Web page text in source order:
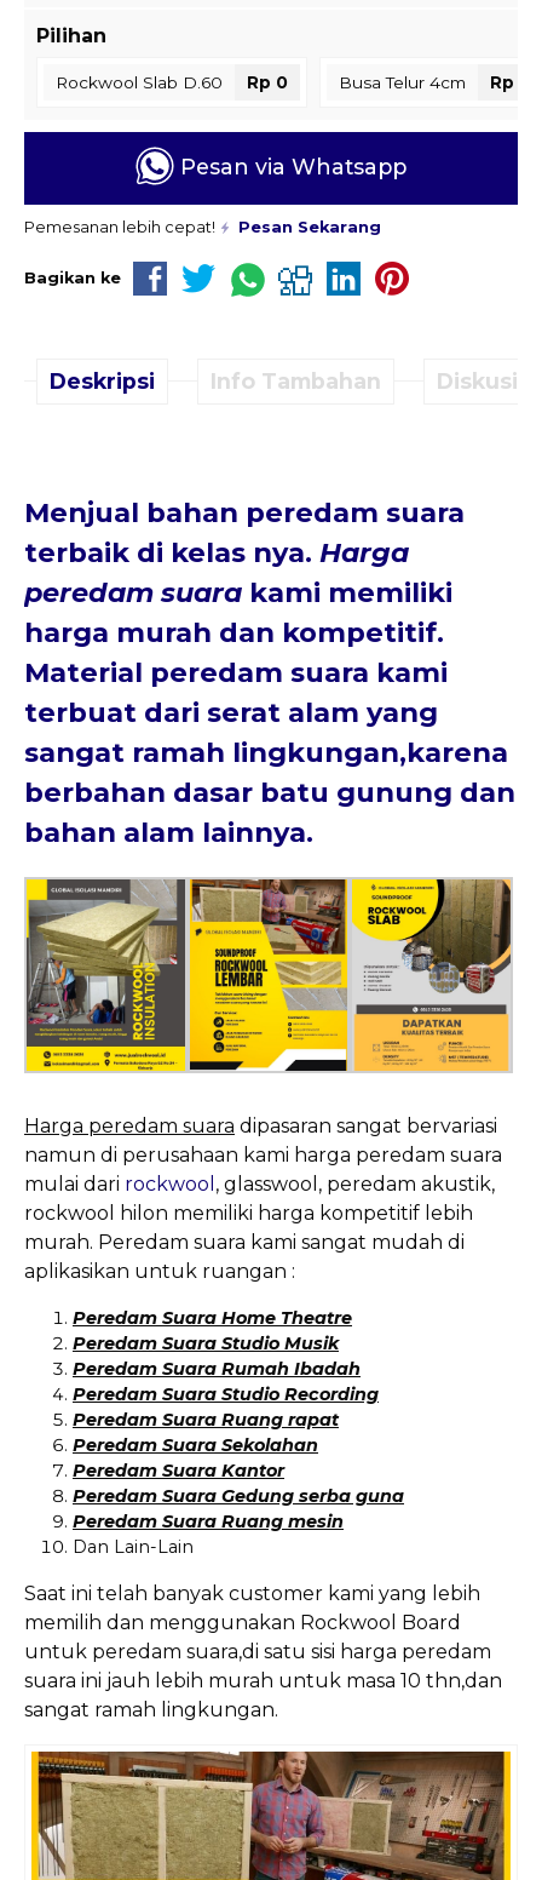
Pilihan
Rockwool Slab D.60 Rp 0 Busa Telur 4cm Rp 0
Pesan via Whatsapp
Pemesanan lebih cepat! Pesan Sekarang
Bagikan ke
Deskripsi Info Tambahan Diskusi
Menjual bahan peredam suara
terbaik di kelas nya. Harga
peredam suara kami memiliki
harga murah dan kompetitif.
Material peredam suara kami
terbuat dari serat alam yang
sangat ramah lingkungan,karena
berbahan dasar batu gunung dan
bahan alam lainnya.
Harga peredam suara dipasaran sangat bervariasi
namun di perusahaan kami harga peredam suara
mulai dari rockwool , glasswool, peredam akustik,
rockwool hilon memiliki harga kompetitif lebih
murah. Peredam suara kami sangat mudah di
aplikasikan untuk ruangan :
Peredam Suara Home Theatre
Peredam Suara Studio Musik
Peredam Suara Rumah Ibadah
Peredam Suara Studio Recording
Peredam Suara Ruang rapat
Peredam Suara Sekolahan
Peredam Suara Kantor
Peredam Suara Gedung serba guna
Peredam Suara Ruang mesin
Dan Lain-Lain
Saat ini telah banyak customer kami yang lebih
memilih dan menggunakan Rockwool Board
untuk peredam suara,di satu sisi harga peredam
suara ini jauh lebih murah untuk masa 10 thn,dan
sangat ramah lingkungan.